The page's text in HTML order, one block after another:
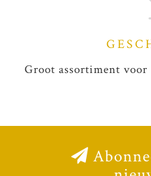
Groot assortiment